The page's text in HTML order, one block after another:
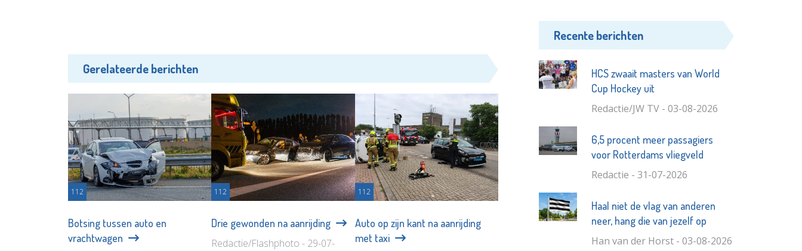
Gerelateerde berichten
112
Botsing tussen auto en
vrachtwagen
112
Drie gewonden na aanrijding
Redactie/Flashphoto - 29-07-
112
Auto op zijn kant na aanrijding
met taxi
Recente berichten
HCS zwaait masters van World
Cup Hockey uit
Redactie/JW TV - 03-08-2026
6,5 procent meer passagiers
voor Rotterdams vliegveld
Redactie - 31-07-2026
Haal niet de vlag van anderen
neer, hang die van jezelf op
Han van der Horst - 03-08-2026